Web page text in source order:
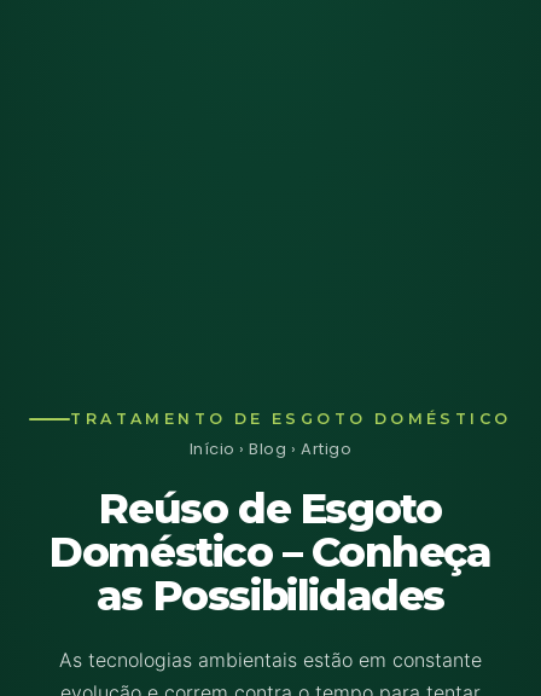
TRATAMENTO DE ESGOTO DOMÉSTICO
Início ›Blog › Artigo
Reúso de Esgoto
Doméstico – Conheça
as Possibilidades
As tecnologias ambientais estão em constante